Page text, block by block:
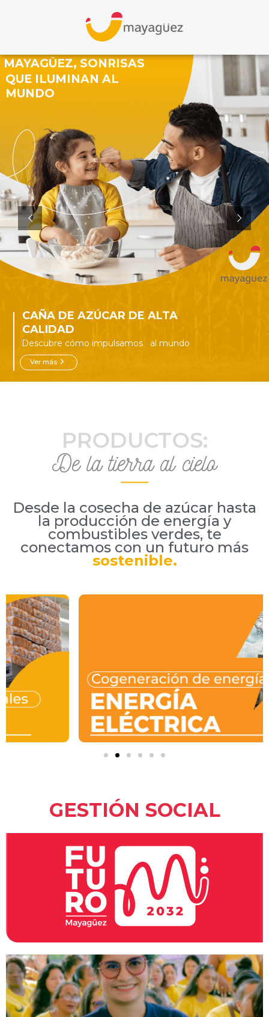
MAYAGÜEZ, SONRISAS
QUE ILUMINAN AL
MUNDO
CAÑA DE AZÚCAR DE ALTA
CALIDAD
Descubre cómo impulsamos al mundo
Ver más arrow_forward_ios
PRODUCTOS:
De la tierra al cielo
Desde la cosecha de azúcar hasta
la producción de energía y
combustibles verdes, te
conectamos con un futuro más
sostenible.
GESTIÓN SOCIAL